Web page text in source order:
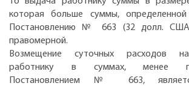
которая больше суммы,
Постановлению № 663 (32 долл.
правомерной.
Возмещение суточных расходов
работнику в суммах, менее
Постановлением № 663,